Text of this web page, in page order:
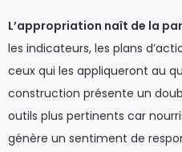
L’appropriation naît de la
les indicateurs, les plans
ceux qui les appliqueront au
construction présente un
outils plus pertinents car
génère un sentiment de